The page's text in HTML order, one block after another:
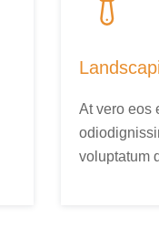
At vero eos
voluptatum